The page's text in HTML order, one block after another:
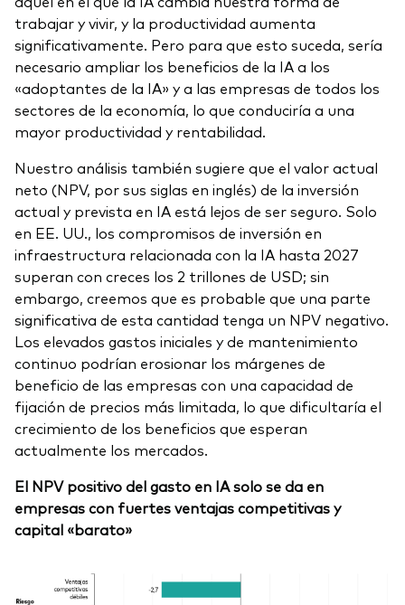
trabajar y vivir, y la productividad aumenta
significativamente. Pero para que esto suceda, sería
necesario ampliar los beneficios de la IA a los
«adoptantes de la IA» y a las empresas de todos los
sectores de la economía, lo que conduciría a una
mayor productividad y rentabilidad.
Nuestro análisis también sugiere que el valor actual
neto (NPV, por sus siglas en inglés) de la inversión
actual y prevista en IA está lejos de ser seguro. Solo
en EE. UU., los compromisos de inversión en
infraestructura relacionada con la IA hasta 2027
superan con creces los 2 trillones de USD; sin
embargo, creemos que es probable que una parte
significativa de esta cantidad tenga un NPV negativo.
Los elevados gastos iniciales y de mantenimiento
continuo podrían erosionar los márgenes de
beneficio de las empresas con una capacidad de
fijación de precios más limitada, lo que dificultaría el
crecimiento de los beneficios que esperan
actualmente los mercados.
El NPV positivo del gasto en IA solo se da en
empresas con fuertes ventajas competitivas y
capital «barato»